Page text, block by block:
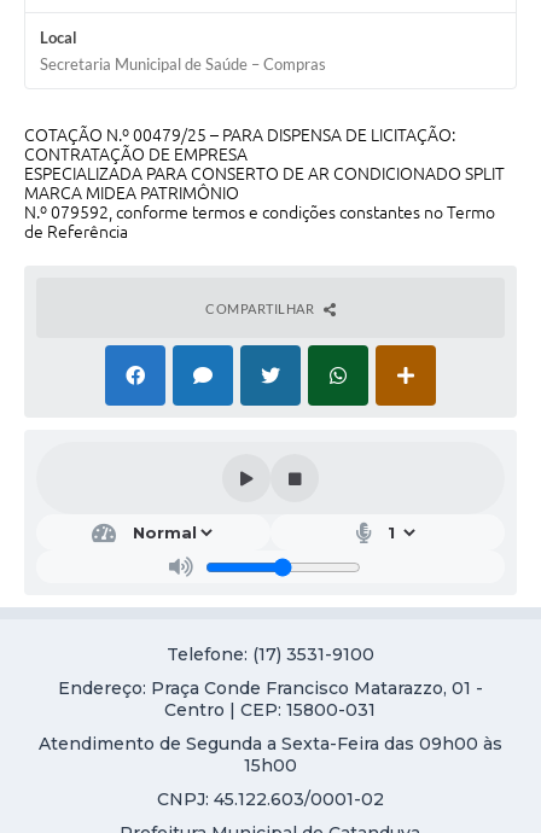
SIC
Diário Oficial
Contato
Local
Secretaria Municipal de Saúde – Compras
COTAÇÃO N.º 00479/25 – PARA DISPENSA DE LICITAÇÃO:
CONTRATAÇÃO DE EMPRESA
ESPECIALIZADA PARA CONSERTO DE AR CONDICIONADO SPLIT
MARCA MIDEA PATRIMÔNIO
N.º 079592, conforme termos e condições constantes no Termo
de Referência
COMPARTILHAR
Telefone: (17) 3531-9100
Endereço: Praça Conde Francisco Matarazzo, 01 -
Centro | CEP: 15800-031
Atendimento de Segunda a Sexta-Feira das 09h00 às
15h00
CNPJ: 45.122.603/0001-02